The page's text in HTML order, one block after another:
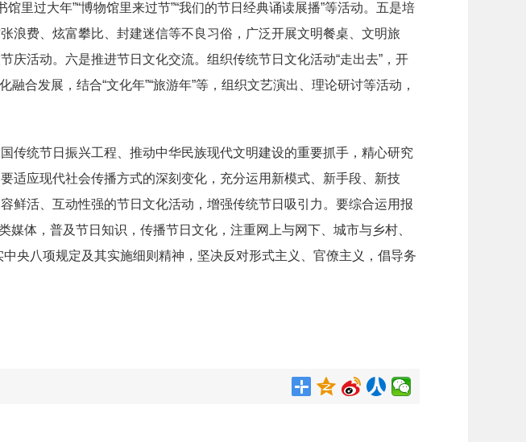
里过大年”“博物馆里来过节”“我们的节日经典诵读展播”等活动。五是培
浪费、炫富攀比、封建迷信等不良习俗，广泛开展文明餐桌、文明旅
活动。六是推进节日文化交流。组织传统节日文化活动“走出去”，开
合发展，结合“文化年”“旅游年”等，组织文艺演出、理论研讨等活动，
传统节日振兴工程、推动中华民族现代文明建设的重要抓手，精心研究
适应现代社会传播方式的深刻变化，充分运用新模式、新手段、新技
鲜活、互动性强的节日文化活动，增强传统节日吸引力。要综合运用报
媒体，普及节日知识，传播节日文化，注重网上与网下、城市与乡村、
央八项规定及其实施细则精神，坚决反对形式主义、官僚主义，倡导务